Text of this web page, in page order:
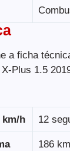
a ficha
Plus 1.5
km/h 12
186